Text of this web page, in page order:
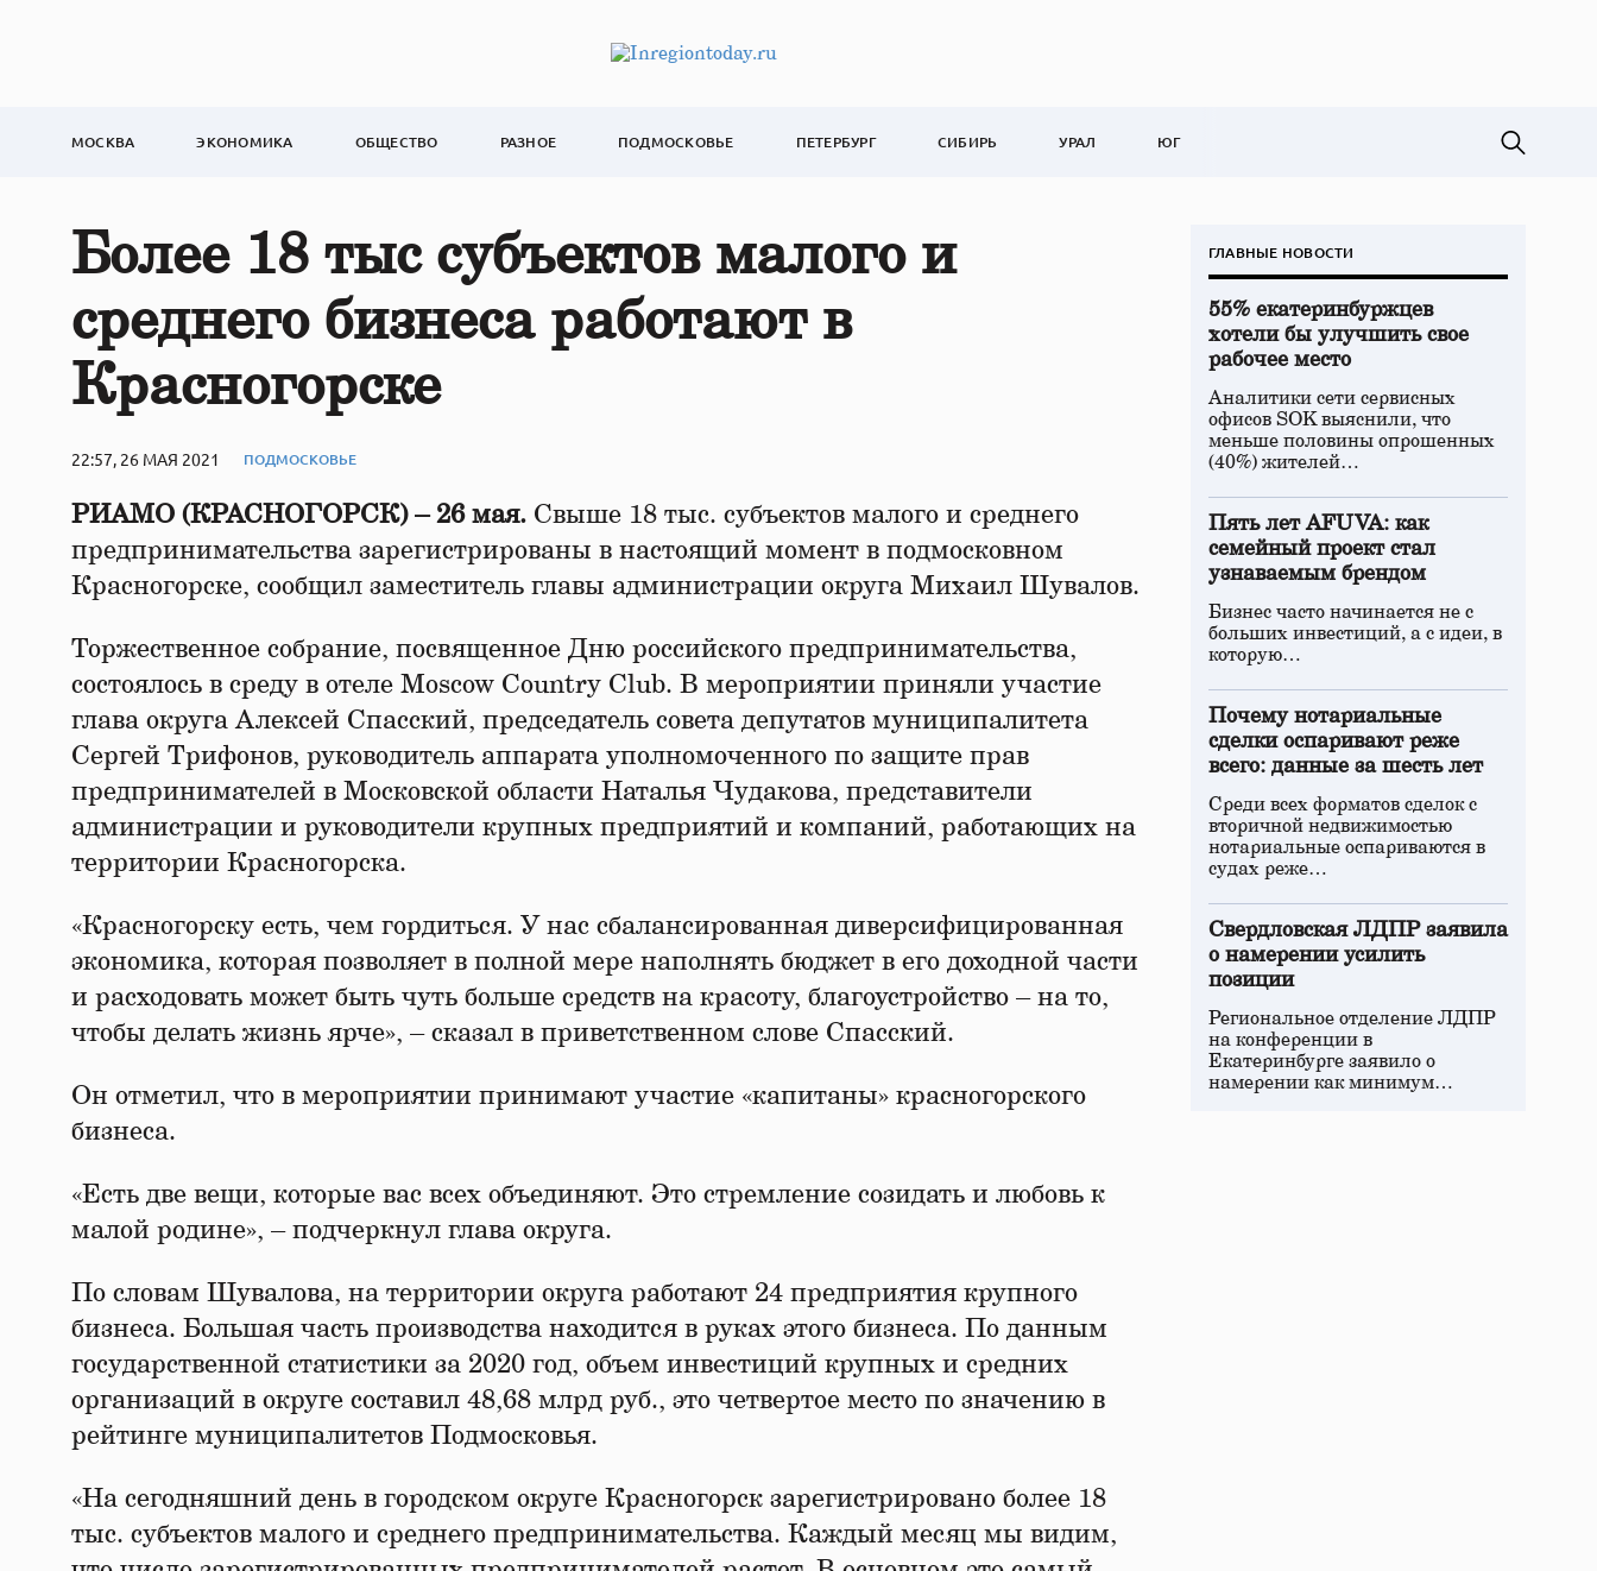
МОСКВА ЭКОНОМИКА ОБЩЕСТВО РАЗНОЕ ПОДМОСКОВЬЕ ПЕТЕРБУРГ СИБИРЬ УРАЛ ЮГ
Более 18 тыс субъектов малого и
среднего бизнеса работают в
Красногорске
22:57, 26 МАЯ 2021 ПОДМОСКОВЬЕ
РИАМО (КРАСНОГОРСК) – 26 мая. Свыше 18 тыс. субъектов малого и среднего
предпринимательства зарегистрированы в настоящий момент в подмосковном
Красногорске, сообщил заместитель главы администрации округа Михаил Шувалов.
Торжественное собрание, посвященное Дню российского предпринимательства,
состоялось в среду в отеле Moscow Country Club. В мероприятии приняли участие
глава округа Алексей Спасский, председатель совета депутатов муниципалитета
Сергей Трифонов, руководитель аппарата уполномоченного по защите прав
предпринимателей в Московской области Наталья Чудакова, представители
администрации и руководители крупных предприятий и компаний, работающих на
территории Красногорска.
«Красногорску есть, чем гордиться. У нас сбалансированная диверсифицированная
экономика, которая позволяет в полной мере наполнять бюджет в его доходной части
и расходовать может быть чуть больше средств на красоту, благоустройство – на то,
чтобы делать жизнь ярче», – сказал в приветственном слове Спасский.
Он отметил, что в мероприятии принимают участие «капитаны» красногорского
бизнеса.
«Есть две вещи, которые вас всех объединяют. Это стремление созидать и любовь к
малой родине», – подчеркнул глава округа.
По словам Шувалова, на территории округа работают 24 предприятия крупного
бизнеса. Большая часть производства находится в руках этого бизнеса. По данным
государственной статистики за 2020 год, объем инвестиций крупных и средних
организаций в округе составил 48,68 млрд руб., это четвертое место по значению в
рейтинге муниципалитетов Подмосковья.
«На сегодняшний день в городском округе Красногорск зарегистрировано более 18
тыс. субъектов малого и среднего предпринимательства. Каждый месяц мы видим,
ГЛАВНЫЕ НОВОСТИ
55% екатеринбуржцев
хотели бы улучшить свое
рабочее место
Аналитики сети сервисных
офисов SOK выяснили, что
меньше половины опрошенных
(40%) жителей…
Пять лет AFUVA: как
семейный проект стал
узнаваемым брендом
Бизнес часто начинается не с
больших инвестиций, а с идеи, в
которую…
Почему нотариальные
сделки оспаривают реже
всего: данные за шесть лет
Среди всех форматов сделок с
вторичной недвижимостью
нотариальные оспариваются в
судах реже…
Свердловская ЛДПР заявила
о намерении усилить
позиции
Региональное отделение ЛДПР
на конференции в
Екатеринбурге заявило о
намерении как минимум…